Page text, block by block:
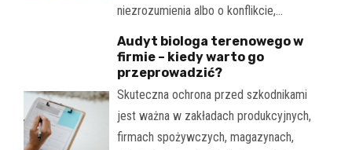
niezrozumienia albo o konflikcie,…
Audyt biologa terenowego w
firmie – kiedy warto go
przeprowadzić?
Skuteczna ochrona przed szkodnikami
jest ważna w zakładach produkcyjnych,
firmach spożywczych, magazynach,